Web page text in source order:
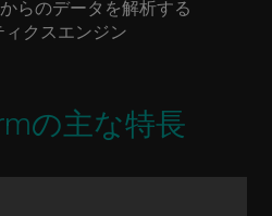
らのデータを解析する
クスエンジン
の主な特長